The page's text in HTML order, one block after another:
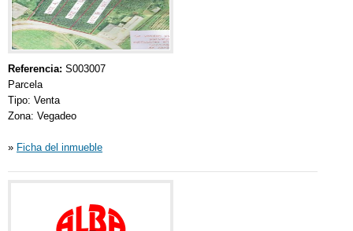
Referencia: S003007
Parcela
Tipo: Venta
Zona: Vegadeo
» Ficha del inmueble